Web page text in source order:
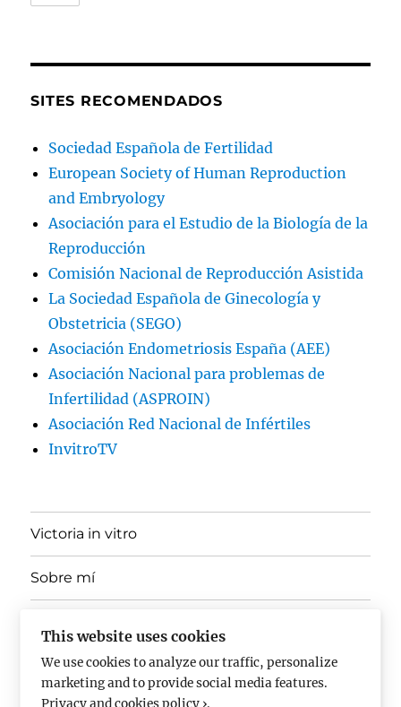
SITES RECOMENDADOS
Sociedad Española de Fertilidad
European Society of Human Reproduction
and Embryology
Asociación para el Estudio de la Biología de la
Reproducción
Comisión Nacional de Reproducción Asistida
La Sociedad Española de Ginecología y
Obstetricia (SEGO)
Asociación Endometriosis España (AEE)
Asociación Nacional para problemas de
Infertilidad (ASPROIN)
Asociación Red Nacional de Infértiles
InvitroTV
Victoria in vitro
Sobre mí
inferior
En los medios
This website uses cookies
We use cookies to analyze our traffic, personalize
marketing and to provide social media features.
Privacy and cookies policy ›.